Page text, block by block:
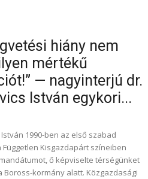
hiány nem
mértékű
— nagyinterjú dr.
István egykori...
1990-ben az első szabad
Kisgazdapárt színeiben
ő képviselte térségünket
Boross-kormány alatt. Közgazdasági